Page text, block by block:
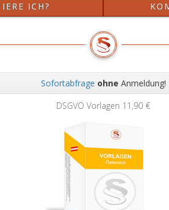
ICH?
Sofortabfrage ohne Anmeldung!
DSGVO Vorlagen 11,90 €